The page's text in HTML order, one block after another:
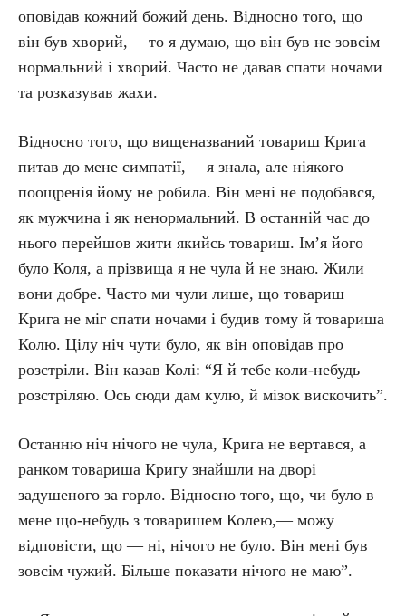
оповідав кожний божий день. Відносно того, що
він був хворий,— то я думаю, що він був не зовсім
нормальний і хворий. Часто не давав спати ночами
та розказував жахи.
Відносно того, що вищеназваний товариш Крига
питав до мене симпатії,— я знала, але ніякого
поощренія йому не робила. Він мені не подобався,
як мужчина і як ненормальний. В останній час до
нього перейшов жити якийсь товариш. Ім’я його
було Коля, а прізвища я не чула й не знаю. Жили
вони добре. Часто ми чули лише, що товариш
Крига не міг спати ночами і будив тому й товариша
Колю. Цілу ніч чути було, як він оповідав про
розстріли. Він казав Колі: “Я й тебе коли-небудь
розстріляю. Ось сюди дам кулю, й мізок вискочить”.
Останню ніч нічого не чула, Крига не вертався, а
ранком товариша Кригу знайшли на дворі
задушеного за горло. Відносно того, що, чи було в
мене що-небудь з товаришем Колею,— можу
відповісти, що — ні, нічого не було. Він мені був
зовсім чужий. Більше показати нічого не маю”.